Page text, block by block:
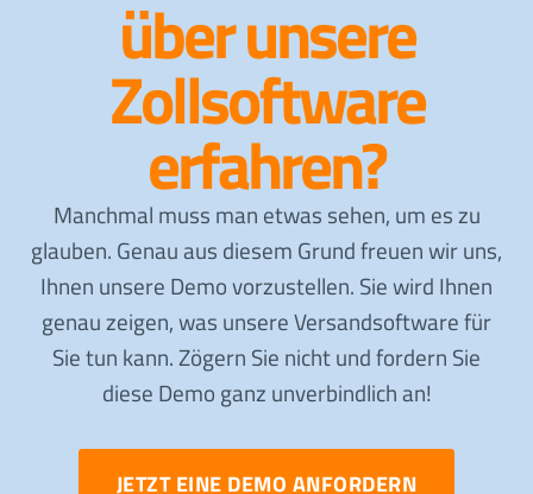
über unsere
Zollsoftware
erfahren?
Manchmal muss man etwas sehen, um es zu
glauben. Genau aus diesem Grund freuen wir uns,
Ihnen unsere Demo vorzustellen. Sie wird Ihnen
genau zeigen, was unsere Versandsoftware für
Sie tun kann. Zögern Sie nicht und fordern Sie
diese Demo ganz unverbindlich an!
JETZT EINE DEMO ANFORDERN